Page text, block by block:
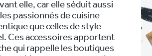
elle, car elle séduit aussi
passionnés de cuisine
que celles de style
Ces accessoires apportent
qui rappelle les boutiques